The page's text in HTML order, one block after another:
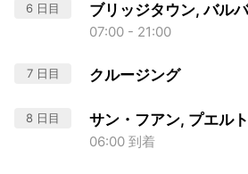
6 日目 ブリッジタウン, バル
07:00 - 21:00
7 日目 クルージング
8 日目 サン・フアン, プエル
06:00 到着